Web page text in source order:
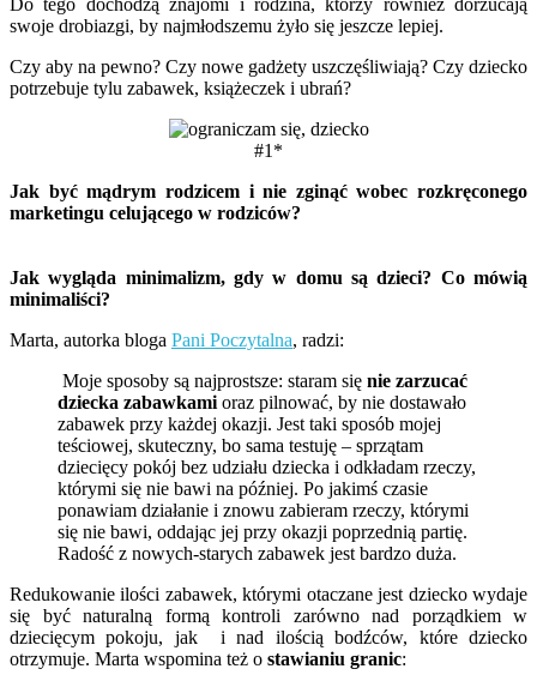
swoje drobiazgi, by najmłodszemu żyło się jeszcze lepiej.
Czy aby na pewno? Czy nowe gadżety uszczęśliwiają? Czy dziecko
potrzebuje tylu zabawek, książeczek i ubrań?
#1*
Jak być mądrym rodzicem i nie zginąć wobec rozkręconego
marketingu celującego w rodziców?
Jak wygląda minimalizm, gdy w domu są dzieci? Co mówią
minimaliści?
Marta, autorka bloga Pani Poczytalna, radzi:
Moje sposoby są najprostsze: staram się nie zarzucać
dziecka zabawkami oraz pilnować, by nie dostawało
zabawek przy każdej okazji. Jest taki sposób mojej
teściowej, skuteczny, bo sama testuję – sprzątam
dziecięcy pokój bez udziału dziecka i odkładam rzeczy,
którymi się nie bawi na później. Po jakimś czasie
ponawiam działanie i znowu zabieram rzeczy, którymi
się nie bawi, oddając jej przy okazji poprzednią partię.
Radość z nowych-starych zabawek jest bardzo duża.
Redukowanie ilości zabawek, którymi otaczane jest dziecko wydaje
się być naturalną formą kontroli zarówno nad porządkiem w
dziecięcym pokoju, jak i nad ilością bodźców, które dziecko
otrzymuje. Marta wspomina też o stawianiu granic: